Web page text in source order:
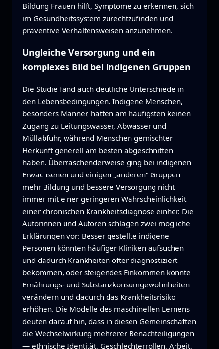
Bildung Frauen hilft, Symptome zu erkennen, sich
im Gesundheitssystem zurechtzufinden und
präventive Verhaltensweisen anzunehmen.
Ungleiche Versorgung und ein
komplexes Bild bei indigenen Gruppen
Die Studie fand auch deutliche Unterschiede in
den Lebensbedingungen. Indigene Menschen,
besonders Männer, hatten am häufigsten keinen
Zugang zu Leitungswasser, Abwasser und
Müllabfuhr, während Menschen gemischter
Herkunft generell am besten abgeschnitten
haben. Überraschenderweise ging bei indigenen
Erwachsenen und einigen „anderen“ Gruppen
mehr Bildung und bessere Versorgung nicht
immer mit einer geringeren Wahrscheinlichkeit
einer chronischen Krankheitsdiagnose einher. Die
Autorinnen und Autoren schlagen zwei mögliche
Erklärungen vor: Besser gestellte indigene
Personen könnten häufiger Kliniken aufsuchen
und dadurch Krankheiten öfter diagnostiziert
bekommen, oder steigendes Einkommen könnte
Ernährungs- und Substanzkonsumgewohnheiten
verändern und dadurch das Krankheitsrisiko
erhöhen. Die Modelle des maschinellen Lernens
deuten darauf hin, dass in diesen Gemeinschaften
die Wechselwirkung mehrerer Benachteiligungen
— ethnische Identität, Geschlechterrollen, Arbeit,